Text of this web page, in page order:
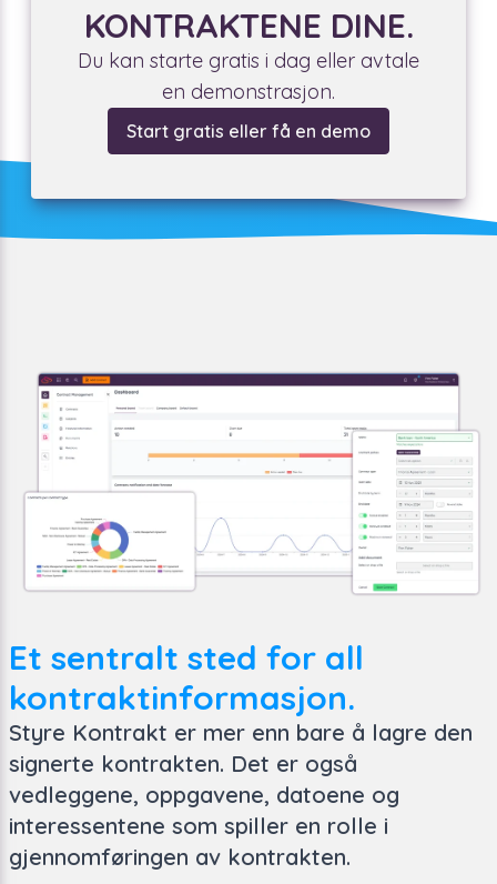
KONTRAKTENE DINE.
Du kan starte gratis i dag eller avtale
en demonstrasjon.
Start gratis eller få en demo
Et sentralt sted for all
kontraktinformasjon.
Styre Kontrakt er mer enn bare å lagre den
signerte kontrakten. Det er også
vedleggene, oppgavene, datoene og
interessentene som spiller en rolle i
gjennomføringen av kontrakten.